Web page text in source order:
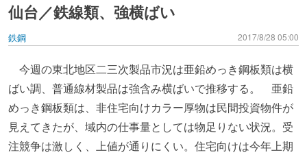
仙台／鉄線類、強横ばい
鉄鋼 2017/8/28 05:00
今週の東北地区二三次製品市況は亜鉛めっき鋼板類は横
ばい調、普通線材製品は強含み横ばいで推移する。 亜鉛
めっき鋼板類は、非住宅向けカラー厚物は民間投資物件が
見えてきたが、域内の仕事量としては物足りない状況。受
注競争は激しく、上値が通りにくい。住宅向けは今年上期